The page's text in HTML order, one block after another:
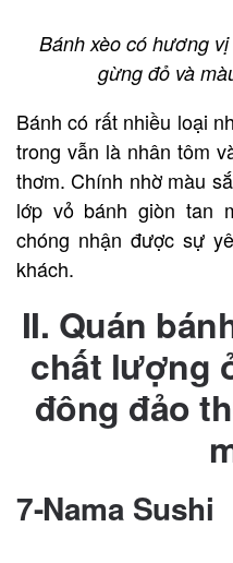
Bánh xèo có hương
gừng đỏ và
Bánh có rất nhiều loại
trong vẫn là nhân tôm
thơm. Chính nhờ màu
lớp vỏ bánh giòn tan
chóng nhận được sự
khách.
II. Quán
chất lượng
đông đảo
7-Nama Sushi